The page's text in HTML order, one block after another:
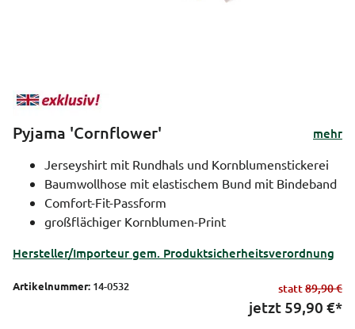
Pyjama 'Cornflower'
mehr
Jerseyshirt mit Rundhals und Kornblumenstickerei
Baumwollhose mit elastischem Bund mit Bindeband
Comfort-Fit-Passform
großflächiger Kornblumen-Print
Hersteller/Importeur gem. Produktsicherheitsverordnung
Artikelnummer: 14-0532 statt89,90 €
jetzt 59,90 €*